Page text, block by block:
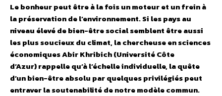
Le bonheur peut être à la fois un moteur et un frein à
la préservation de l’environnement. Si les pays au
niveau élevé de bien-être social semblent être aussi
les plus soucieux du climat, la chercheuse en sciences
économiques Abir Khribich (Université Côte
d’Azur) rappelle qu’à l’échelle individuelle, la quête
d’un bien-être absolu par quelques privilégiés peut
entraver la soutenabilité de notre modèle commun.